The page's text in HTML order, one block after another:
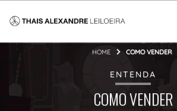
HOME COMO VENDER
ENTENDA
COMO VENDER